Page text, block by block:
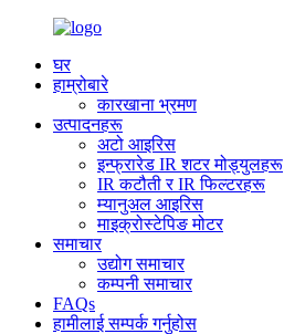
घर
हाम्रोबारे
कारखाना भ्रमण
उत्पादनहरू
अटो आइरिस
इन्फ्रारेड IR शटर मोड्युलहरू
IR कटौती र IR फिल्टरहरू
म्यानुअल आइरिस
माइक्रोस्टेपिङ मोटर
समाचार
उद्योग समाचार
कम्पनी समाचार
FAQs
हामीलाई सम्पर्क गर्नुहोस